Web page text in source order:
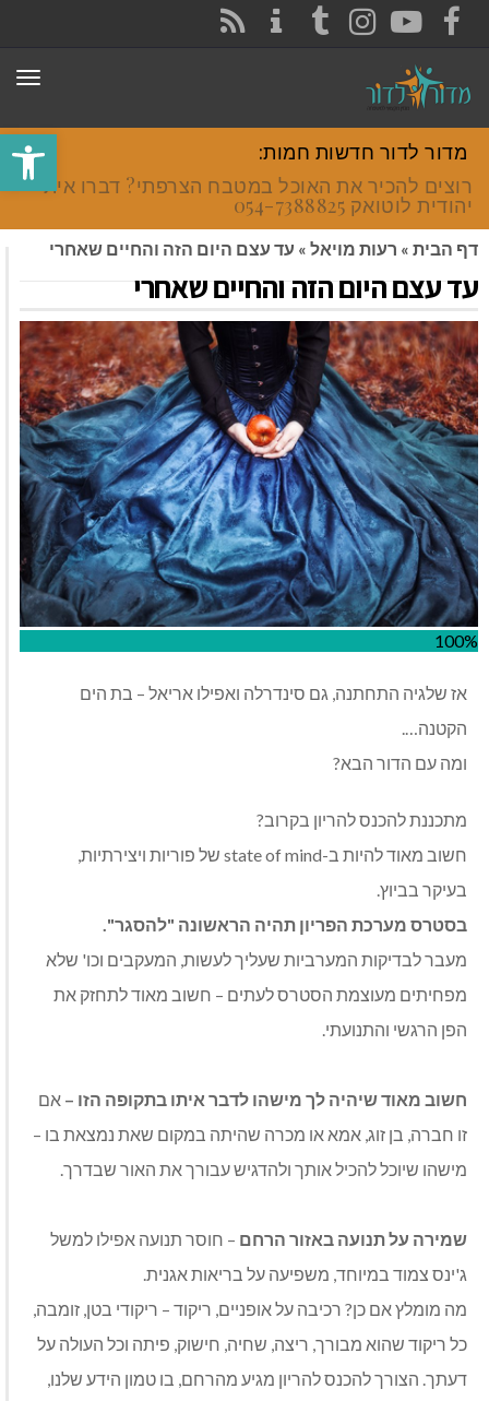
פתח
FACEBOOK
YOUTUBE
INSTAGRAM
TUMBLR
מדור לדור חדשות חמות:
רוצים להכיר את האוכל במטבח הצרפתי? דברו איתי
יהודית לוטואק 054-7388825.
דף הבית » רעות מויאל » עד עצם היום הזה והחיים שאחרי
עד עצם היום הזה והחיים שאחרי
100%
אז שלגיה התחתנה, גם סינדרלה ואפילו אריאל – בת הים
הקטנה….
ומה עם הדור הבא?
מתכננת להכנס להריון בקרוב?
חשוב מאוד להיות ב-state of mind של פוריות ויצירתיות,
בעיקר בביוץ.
בסטרס מערכת הפריון תהיה הראשונה "להסגר".
מעבר לבדיקות המערביות שעליך לעשות, המעקבים וכו' שלא
מפחיתים מעוצמת הסטרס לעתים – חשוב מאוד לתחזק את
הפן הרגשי והתנועתי.
חשוב מאוד שיהיה לך מישהו לדבר איתו בתקופה הזו – אם
זו חברה, בן זוג, אמא או מכרה שהיתה במקום שאת נמצאת בו –
מישהו שיוכל להכיל אותך ולהדגיש עבורך את האור שבדרך.
שמירה על תנועה באזור הרחם – חוסר תנועה אפילו למשל
ג'ינס צמוד במיוחד, משפיעה על בריאות אגנית.
מה מומלץ אם כן? רכיבה על אופניים, ריקוד – ריקודי בטן, זומבה,
כל ריקוד שהוא מבורך, ריצה, שחיה, חישוק, פיתה וכל העולה על
דעתך. הצורך להכנס להריון מגיע מהרחם, בו טמון הידע שלנו,